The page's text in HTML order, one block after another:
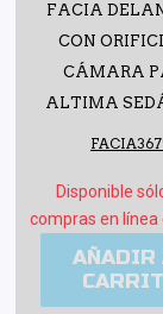
FACIA
CON
CÁMARA
ALTIMA
Disponible
compras en línea
AÑADIR